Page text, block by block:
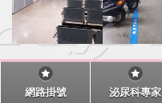
網路掛號 泌尿科專家